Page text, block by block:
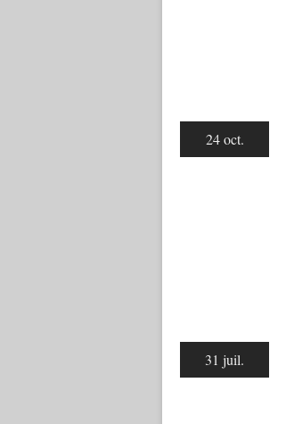
24 oct.
31 juil.